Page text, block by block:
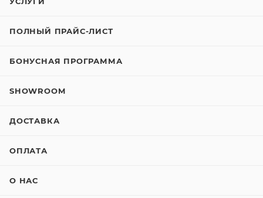
ПОЛНЫЙ ПРАЙС-ЛИСТ
БОНУСНАЯ ПРОГРАММА
SHOWROOM
ДОСТАВКА
ОПЛАТА
О НАС